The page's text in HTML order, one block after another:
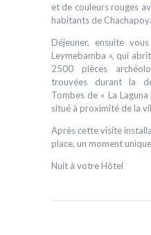
et de couleurs rouges
habitants de
Déjeuner, ensuite
Leymebamba », qui
2500 pièces
trouvées durant la
Tombes de « La
situé à proximité de la
Après cette visite
place, un moment
Nuit à votre Hôtel